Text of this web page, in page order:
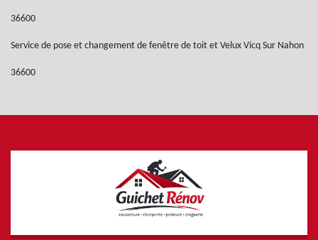
36600
Service de pose et changement de fenêtre de toit et Velux Vicq Sur Nahon
36600